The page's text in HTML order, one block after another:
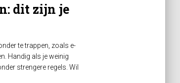
dit zijn je
te trappen, zoals e-
Handig als je weinig
strengere regels. Wil